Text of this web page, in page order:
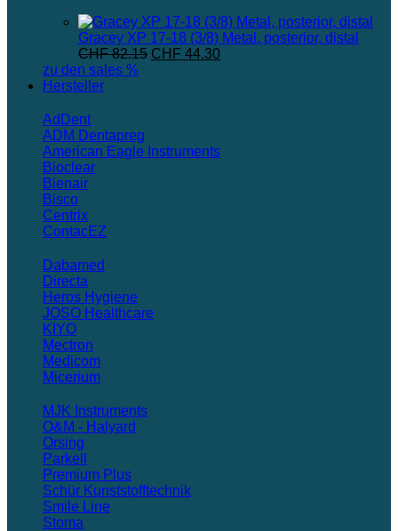
Gracey XP 17-18 (3/8) Metal, posterior, distal
CHF82.15 Ursprünglicher
CHF 44.30Aktueller
zu den sales %
Hersteller
AdDent
ADM Dentapreg
American Eagle Instruments
Bioclear
Bienair
Bisco
Centrix
ContacEZ
Dabamed
Directa
Heros Hygiene
JOSO Healthcare
KIYO
Mectron
Medicom
Micerium
MJK Instruments
O&M - Halyard
Orsing
Parkell
Premium Plus
Schür Kunststofftechnik
Smile Line
Stoma